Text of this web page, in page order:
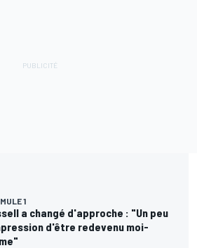
1
a changé d'approche : "Un peu
d'être redevenu moi-